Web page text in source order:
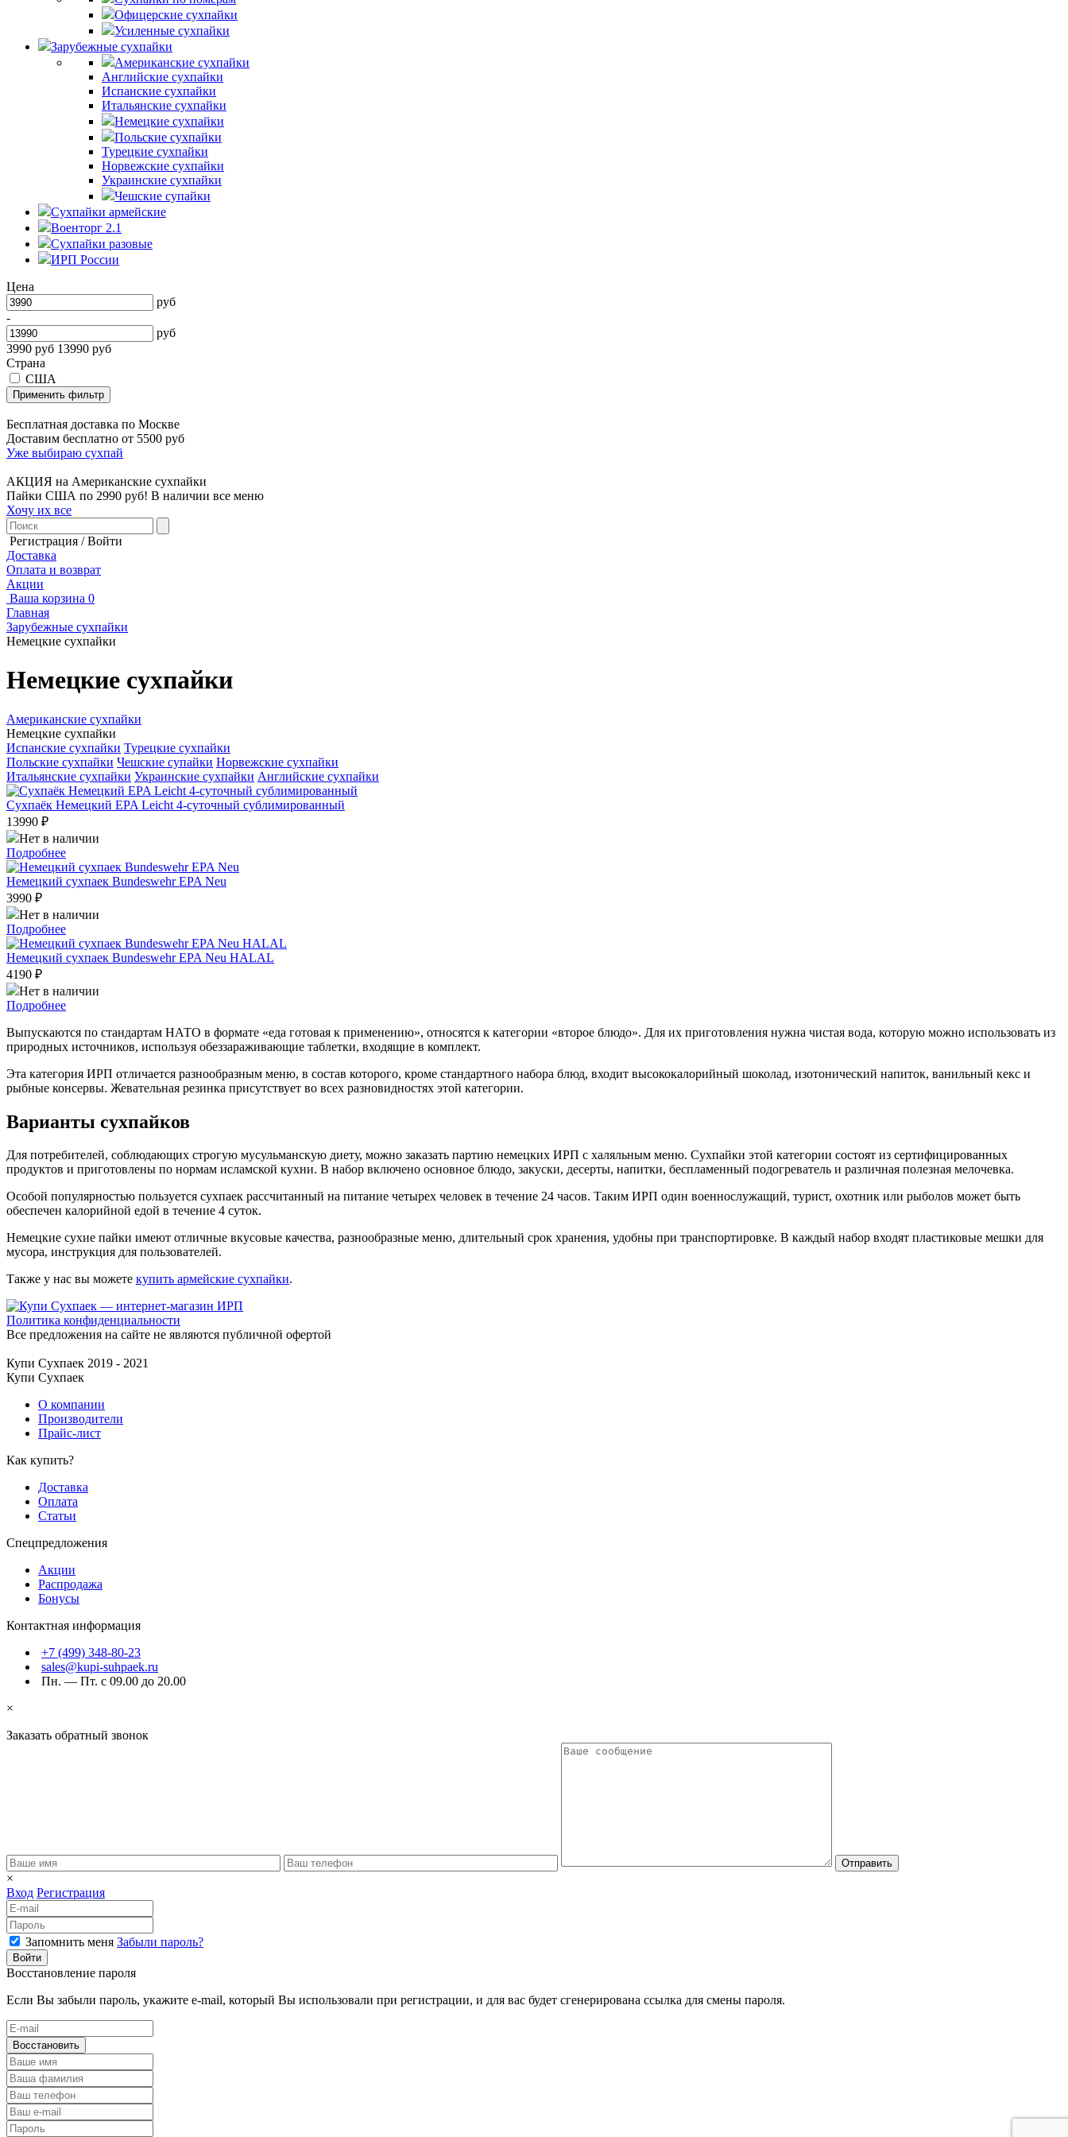
Офицерские сухпайки
Усиленные сухпайки
Зарубежные сухпайки
Американские сухпайки
Английские сухпайки
Испанские сухпайки
Итальянские сухпайки
Немецкие сухпайки
Польские сухпайки
Турецкие сухпайки
Норвежские сухпайки
Украинские сухпайки
Чешские супайки
Сухпайки армейские
Военторг 2.1
Сухпайки разовые
ИРП России
Цена
руб
-
руб
3990 руб 13990 руб
Страна
США
Применить фильтр
Бесплатная доставка по Москве
Доставим бесплатно от 5500 руб
Уже выбираю сухпай
АКЦИЯ на Американские сухпайки
Пайки США по 2990 руб! В наличии все меню
Хочу их все
Регистрация / Войти
Доставка
Оплата и возврат
Акции
Ваша корзина 0
Главная
Зарубежные сухпайки
Немецкие сухпайки
Немецкие сухпайки
Американские сухпайки
Немецкие сухпайки
Испанские сухпайки Турецкие сухпайки
Польские сухпайки Чешские супайки Норвежские сухпайки
Итальянские сухпайки Украинские сухпайки Английские сухпайки
Сухпаёк Немецкий EPA Leicht 4-суточный сублимированный
13990 ₽
Нет в наличии
Подробнее
Немецкий сухпаек Bundeswehr EPA Neu
3990 ₽
Нет в наличии
Подробнее
Немецкий сухпаек Bundeswehr EPA Neu HALAL
4190 ₽
Нет в наличии
Подробнее
Выпускаются по стандартам НАТО в формате «еда готовая к применению», относятся к категории «второе блюдо». Для их приготовления нужна чистая вода, которую можно использовать из
природных источников, используя обеззараживающие таблетки, входящие в комплект.
Эта категория ИРП отличается разнообразным меню, в состав которого, кроме стандартного набора блюд, входит высококалорийный шоколад, изотонический напиток, ванильный кекс и
рыбные консервы. Жевательная резинка присутствует во всех разновидностях этой категории.
Варианты сухпайков
Для потребителей, соблюдающих строгую мусульманскую диету, можно заказать партию немецких ИРП с халяльным меню. Сухпайки этой категории состоят из сертифицированных
продуктов и приготовлены по нормам исламской кухни. В набор включено основное блюдо, закуски, десерты, напитки, беспламенный подогреватель и различная полезная мелочевка.
Особой популярностью пользуется сухпаек рассчитанный на питание четырех человек в течение 24 часов. Таким ИРП один военнослужащий, турист, охотник или рыболов может быть
обеспечен калорийной едой в течение 4 суток.
Немецкие сухие пайки имеют отличные вкусовые качества, разнообразные меню, длительный срок хранения, удобны при транспортировке. В каждый набор входят пластиковые мешки для
мусора, инструкция для пользователей.
Также у нас вы можете купить армейские сухпайки.
Политика конфиденциальности
Все предложения на сайте не являются публичной офертой
Купи Сухпаек 2019 - 2021
Купи Сухпаек
О компании
Производители
Прайс-лист
Как купить?
Доставка
Оплата
Статьи
Спецпредложения
Акции
Распродажа
Бонусы
Контактная информация
+7 (499) 348-80-23
sales@kupi-suhpaek.ru
Пн. — Пт. с 09.00 до 20.00
×
Заказать обратный звонок
Отправить
×
Вход Регистрация
Запомнить меня Забыли пароль?
Войти
Восстановление пароля
Если Вы забыли пароль, укажите e-mail, который Вы использовали при регистрации, и для вас будет сгенерирована ссылка для смены пароля.
Восстановить